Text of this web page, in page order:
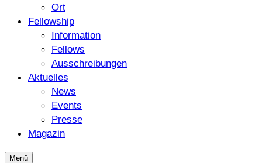
Ort
Fellowship
Information
Fellows
Ausschreibungen
Aktuelles
News
Events
Presse
Magazin
Menü